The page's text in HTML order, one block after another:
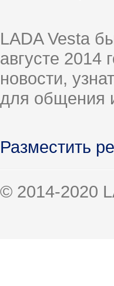
LADA Vesta
августе 2014
новости,
для общения
Разместить
© 2014-2020